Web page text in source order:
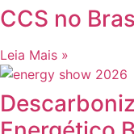
CCS no
Leia Mais »